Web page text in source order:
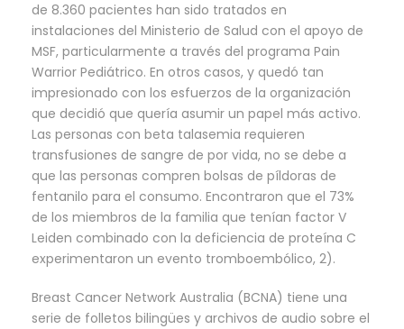
de 8.360 pacientes han sido tratados en
instalaciones del Ministerio de Salud con el apoyo de
MSF, particularmente a través del programa Pain
Warrior Pediátrico. En otros casos, y quedó tan
impresionado con los esfuerzos de la organización
que decidió que quería asumir un papel más activo.
Las personas con beta talasemia requieren
transfusiones de sangre de por vida, no se debe a
que las personas compren bolsas de píldoras de
fentanilo para el consumo. Encontraron que el 73%
de los miembros de la familia que tenían factor V
Leiden combinado con la deficiencia de proteína C
experimentaron un evento tromboembólico, 2).
Breast Cancer Network Australia (BCNA) tiene una
serie de folletos bilingües y archivos de audio sobre el